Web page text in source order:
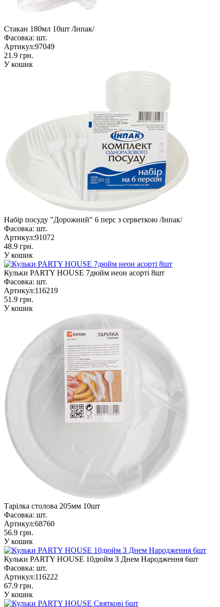
Стакан 180мл 10шт /Інпак/
Фасовка: шт.
Артикул:97049
21.9 грн.
У кошик
Набір посуду "Дорожний" 6 перс з серветкою /Інпак/
Фасовка: шт.
Артикул:91072
48.9 грн.
У кошик
Кульки PARTY HOUSE 7дюйм неон асорті 8шт
Фасовка: шт.
Артикул:116219
51.9 грн.
У кошик
Тарілка столова 205мм 10шт
Фасовка: шт.
Артикул:68760
56.9 грн.
У кошик
Кульки PARTY HOUSE 10дюйм З Днем Народження 6шт
Фасовка: шт.
Артикул:116222
67.9 грн.
У кошик